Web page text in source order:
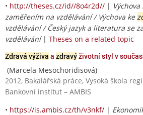
• http://theses.cz/id//8o4r2d// | Výchova
zaměřením na vzdělávání / Výchova ke
vzdělávání / Český jazyk a literatura se
vzdělávání| Theses on a related topic
Zdravá výživa a zdravýživotní styl v
(Marcela Mesochoridisová)
2012, Bakalářská práce, Vysoká škola
Bankovní institut – AMBIS
• https://is.ambis.cz/th/v3nkf/ |